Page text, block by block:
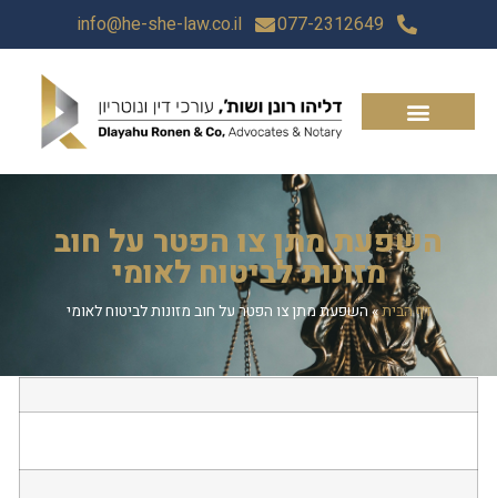
077-2312649
info@he-she-law.co.il
השפעת מתן צו הפטר על חוב
מזונות לביטוח לאומי
דף הבית»השפעת מתן צו הפטר על חוב מזונות לביטוח לאומי